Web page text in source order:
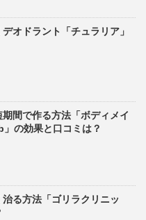
オドラント「チュラリア」
間で作る方法「ボディメイ
の効果と口コミは？
る方法「ゴリラクリニッ